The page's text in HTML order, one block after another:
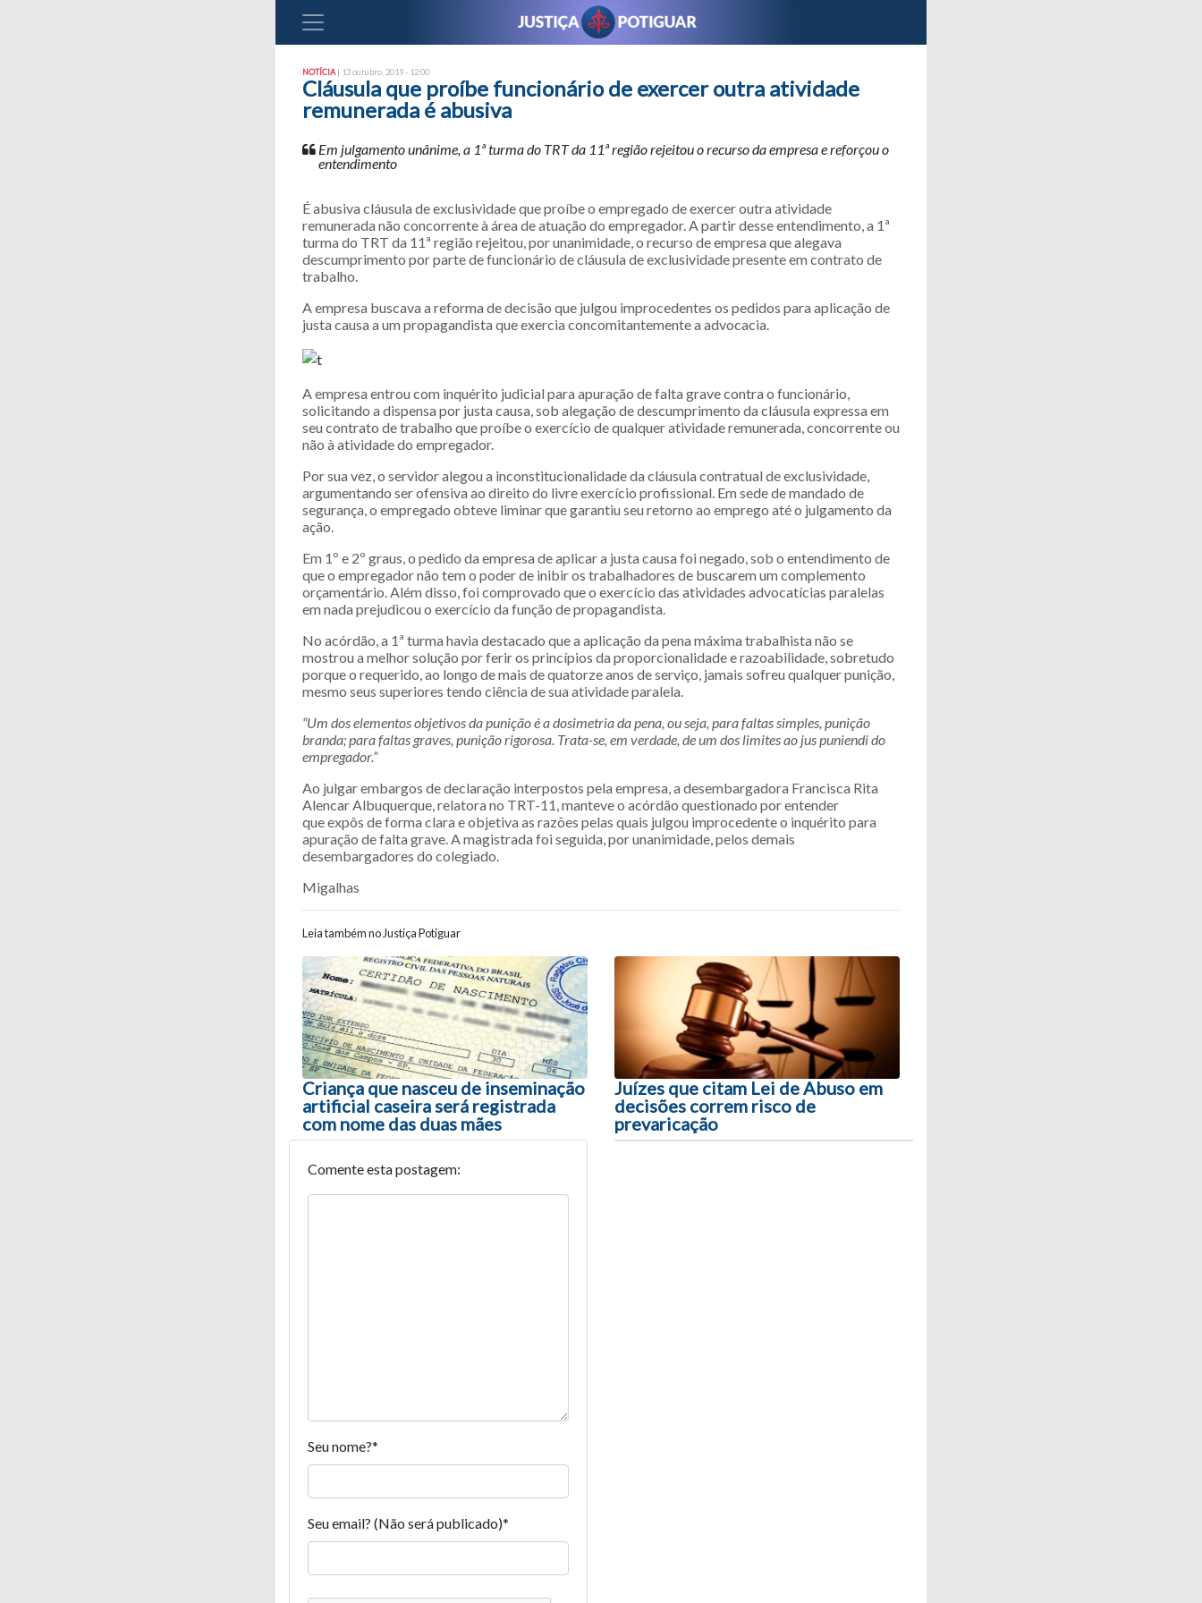
NOTÍCIA | 13 outubro, 2019 - 12:00
Cláusula que proíbe funcionário de exercer outra atividade
remunerada é abusiva
Em julgamento unânime, a 1ª turma do TRT da 11ª região rejeitou o recurso da empresa e reforçou o
entendimento
É abusiva cláusula de exclusividade que proíbe o empregado de exercer outra atividade
remunerada não concorrente à área de atuação do empregador. A partir desse entendimento, a 1ª
turma do TRT da 11ª região rejeitou, por unanimidade, o recurso de empresa que alegava
descumprimento por parte de funcionário de cláusula de exclusividade presente em contrato de
trabalho.
A empresa buscava a reforma de decisão que julgou improcedentes os pedidos para aplicação de
justa causa a um propagandista que exercia concomitantemente a advocacia.
A empresa entrou com inquérito judicial para apuração de falta grave contra o funcionário,
solicitando a dispensa por justa causa, sob alegação de descumprimento da cláusula expressa em
seu contrato de trabalho que proíbe o exercício de qualquer atividade remunerada, concorrente ou
não à atividade do empregador.
Por sua vez, o servidor alegou a inconstitucionalidade da cláusula contratual de exclusividade,
argumentando ser ofensiva ao direito do livre exercício profissional. Em sede de mandado de
segurança, o empregado obteve liminar que garantiu seu retorno ao emprego até o julgamento da
ação.
Em 1º e 2º graus, o pedido da empresa de aplicar a justa causa foi negado, sob o entendimento de
que o empregador não tem o poder de inibir os trabalhadores de buscarem um complemento
orçamentário. Além disso, foi comprovado que o exercício das atividades advocatícias paralelas
em nada prejudicou o exercício da função de propagandista.
No acórdão, a 1ª turma havia destacado que a aplicação da pena máxima trabalhista não se
mostrou a melhor solução por ferir os princípios da proporcionalidade e razoabilidade, sobretudo
porque o requerido, ao longo de mais de quatorze anos de serviço, jamais sofreu qualquer punição,
mesmo seus superiores tendo ciência de sua atividade paralela.
“Um dos elementos objetivos da punição é a dosimetria da pena, ou seja, para faltas simples, punição
branda; para faltas graves, punição rigorosa. Trata-se, em verdade, de um dos limites ao jus puniendi do
empregador.”
Ao julgar embargos de declaração interpostos pela empresa, a desembargadora Francisca Rita
Alencar Albuquerque, relatora no TRT-11, manteve o acórdão questionado por entender
que expôs de forma clara e objetiva as razões pelas quais julgou improcedente o inquérito para
apuração de falta grave. A magistrada foi seguida, por unanimidade, pelos demais
desembargadores do colegiado.
Migalhas
Leia também no Justiça Potiguar
Navegação entre posts
Criança que nasceu de inseminação
artificial caseira será registrada
com nome das duas mães
Juízes que citam Lei de Abuso em
decisões correm risco de
prevaricação
Comente esta postagem:
Seu nome?*
Seu email? (Não será publicado)*